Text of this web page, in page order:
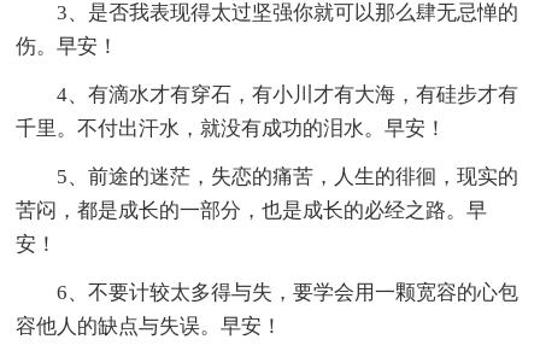
3、是否我表现得太过坚强你就可以那么肆无忌惮的
伤。早安！
4、有滴水才有穿石，有小川才有大海，有硅步才有
千里。不付出汗水，就没有成功的泪水。早安！
5、前途的迷茫，失恋的痛苦，人生的徘徊，现实的
苦闷，都是成长的一部分，也是成长的必经之路。早
安！
6、不要计较太多得与失，要学会用一颗宽容的心包
容他人的缺点与失误。早安！